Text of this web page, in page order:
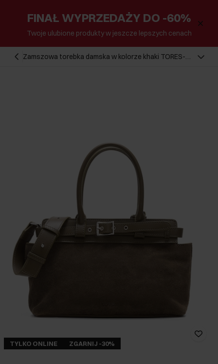
FINAŁ WYPRZEDAŻY DO -60%
Twoje ulubione produkty w jeszcze lepszych cenach
Zamszowa torebka damska w kolorze khaki TORES-
TYLKO ONLINE ZGARNIJ -30%